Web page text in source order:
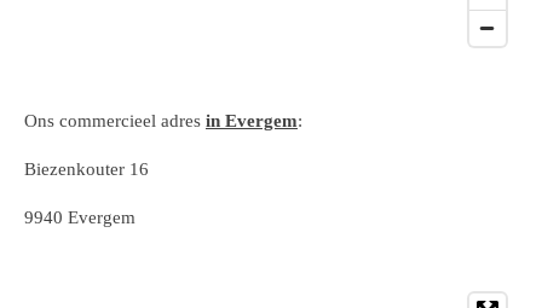
Ons commercieel adres in Evergem:
Biezenkouter 16
9940 Evergem